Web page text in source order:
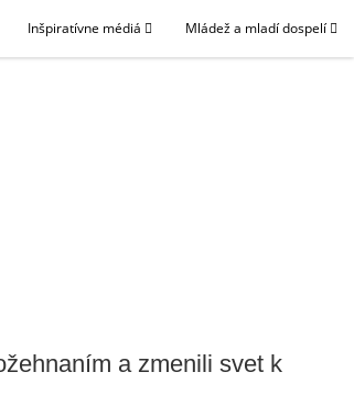
Inšpiratívne médiá Mládež a mladí dospelí
a zmenili svet k